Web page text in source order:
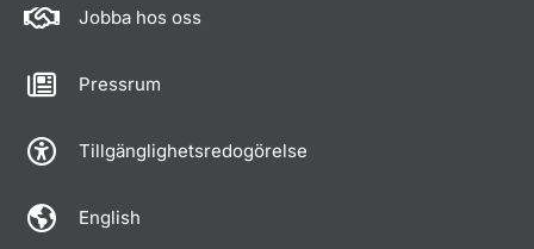
Jobba hos oss
Pressrum
Tillgänglighetsredogörelse
English